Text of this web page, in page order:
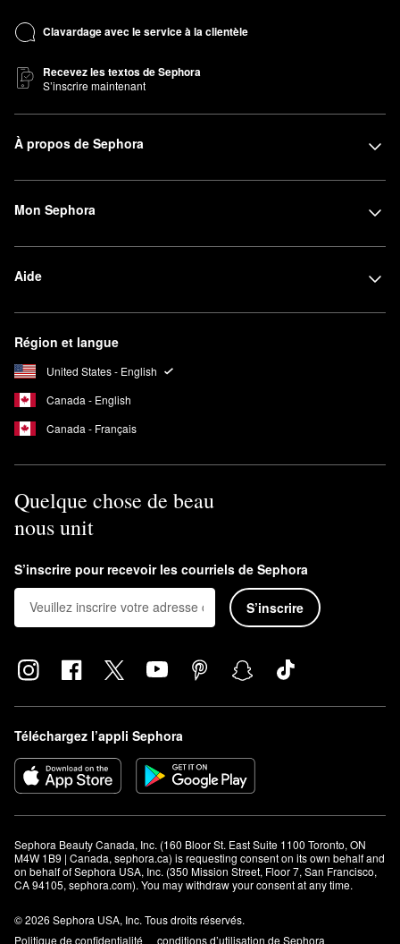
Clavardage avec le service à la clientèle
Recevez les textos de Sephora
S’inscrire maintenant
À propos de Sephora
Mon Sephora
Aide
Région et langue
United States - English
Canada - English
Canada - Français
Quelque chose de beau
nous unit
S’inscrire pour recevoir les courriels de Sephora
S’inscrire
Téléchargez l’appli Sephora
Sephora Beauty Canada, Inc. (160 Bloor St. East Suite 1100 Toronto, ON
M4W 1B9 | Canada, sephora.ca) is requesting consent on its own behalf and
on behalf of Sephora USA, Inc. (350 Mission Street, Floor 7, San Francisco,
CA 94105, sephora.com). You may withdraw your consent at any time.
© 2026 Sephora USA, Inc. Tous droits réservés.
Politique de confidentialité
conditions d’utilisation de Sephora